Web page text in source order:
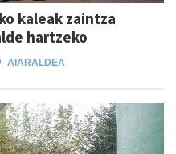
kaleak zaintza
hartzeko
AIARALDEA